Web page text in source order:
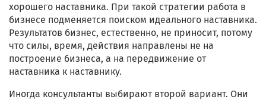
хорошего наставника. При такой стратегии работа в
бизнесе подменяется поиском идеального наставника.
Результатов бизнес, естественно, не приносит, потому
что силы, время, действия направлены не на
построение бизнеса, а на передвижение от
наставника к наставнику.
Иногда консультанты выбирают второй вариант. Они